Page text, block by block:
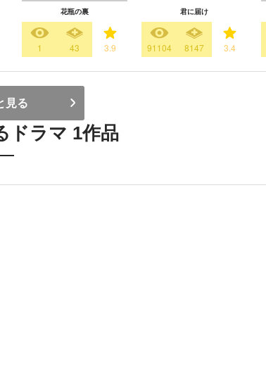
花瓶の裏
1 43 3.9
君に届け
91104 8147 3.4
見る
ドラマ 1作品